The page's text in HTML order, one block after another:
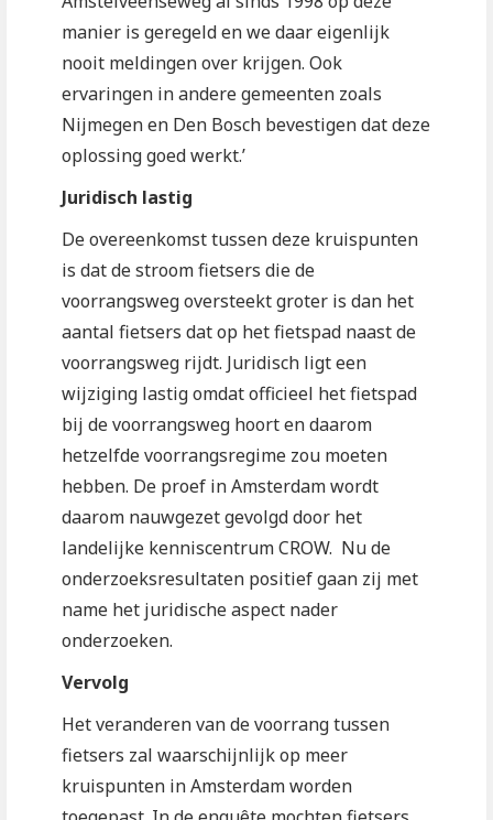
manier is geregeld en we daar eigenlijk
nooit meldingen over krijgen. Ook
ervaringen in andere gemeenten zoals
Nijmegen en Den Bosch bevestigen dat deze
oplossing goed werkt.’
Juridisch lastig
De overeenkomst tussen deze kruispunten
is dat de stroom fietsers die de
voorrangsweg oversteekt groter is dan het
aantal fietsers dat op het fietspad naast de
voorrangsweg rijdt. Juridisch ligt een
wijziging lastig omdat officieel het fietspad
bij de voorrangsweg hoort en daarom
hetzelfde voorrangsregime zou moeten
hebben. De proef in Amsterdam wordt
daarom nauwgezet gevolgd door het
landelijke kenniscentrum CROW. Nu de
onderzoeksresultaten positief gaan zij met
name het juridische aspect nader
onderzoeken.
Vervolg
Het veranderen van de voorrang tussen
fietsers zal waarschijnlijk op meer
kruispunten in Amsterdam worden